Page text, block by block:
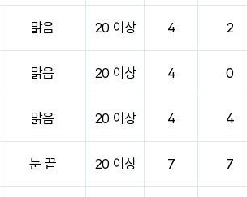
맑음 20 이상 4 2
맑음 20 이상 4 0
맑음 20 이상 4 4
눈 끝 20 이상 7 7